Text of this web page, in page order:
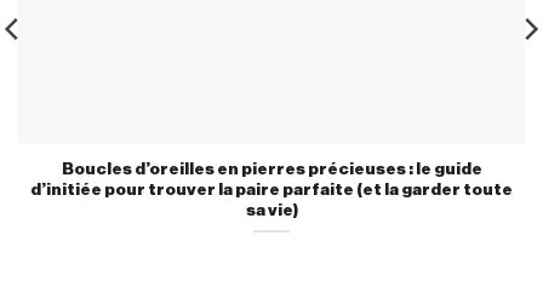
Boucles d’oreilles en pierres précieuses : le guide
d’initiée pour trouver la paire parfaite (et la garder toute
sa vie)